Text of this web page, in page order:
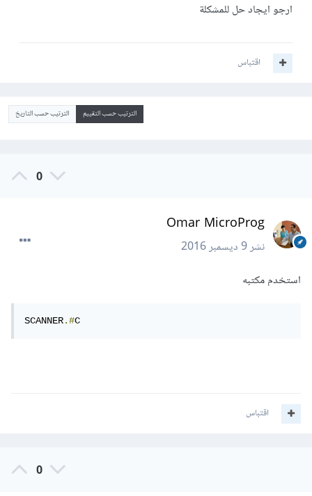
ارجو ايجاد حل للمشكلة
اقتباس
الترتيب حسب التقييم الترتيب حسب التاريخ
0
Omar MicroProg
نشر9 ديسمبر 2016
استخدم مكتبه
SCANNER.#C
اقتباس
0